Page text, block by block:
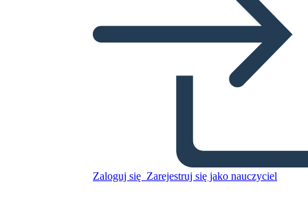
Zaloguj się Zarejestruj się jako nauczyciel
Skopiuj tę scenorys
STWÓRZ SCENORYS